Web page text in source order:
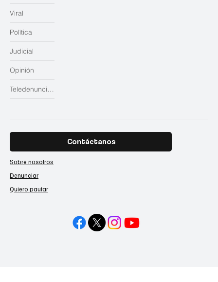
Judicial
Opinión
Teledenuncias
Viral
Política
Contáctanos
Sobre nosotros
Denunciar
Quiero pautar